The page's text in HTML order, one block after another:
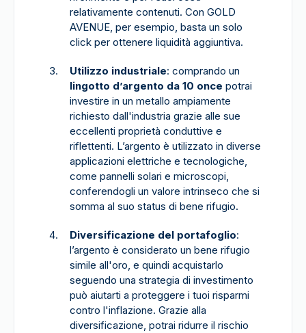
relativamente contenuti. Con GOLD
AVENUE, per esempio, basta un solo
click per ottenere liquidità aggiuntiva.
Utilizzo industriale: comprando un
lingotto d’argento da 10 once potrai
investire in un metallo ampiamente
richiesto dall'industria grazie alle sue
eccellenti proprietà conduttive e
riflettenti. L’argento è utilizzato in diverse
applicazioni elettriche e tecnologiche,
come pannelli solari e microscopi,
conferendogli un valore intrinseco che si
somma al suo status di bene rifugio.
Diversificazione del portafoglio:
l’argento è considerato un bene rifugio
simile all'oro, e quindi acquistarlo
seguendo una strategia di investimento
può aiutarti a proteggere i tuoi risparmi
contro l'inflazione. Grazie alla
diversificazione, potrai ridurre il rischio